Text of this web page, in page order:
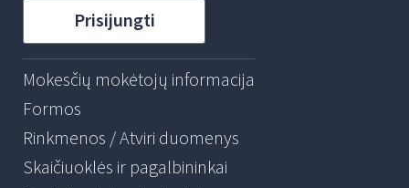
Prisijungti
Mokesčių mokėtojų informacija
Formos
Rinkmenos / Atviri duomenys
Skaičiuoklės ir pagalbininkai